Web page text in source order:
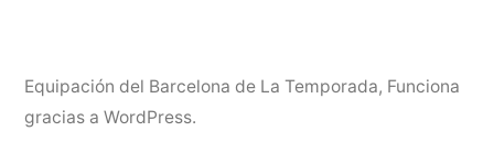
Equipación del Barcelona de La Temporada, Funciona
gracias a WordPress.